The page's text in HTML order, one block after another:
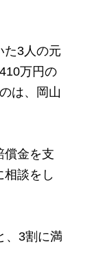
た3人の元
万円の
は、岡山
償金を支
談をし
、3割に満